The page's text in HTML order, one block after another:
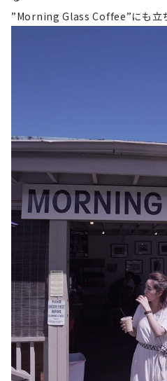
”Morning Glass Coffee”にも立